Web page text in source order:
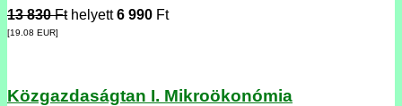
13 830 Fthelyett6 990 Ft
[19.08 EUR]
Közgazdaságtan I. Mikroökonómia